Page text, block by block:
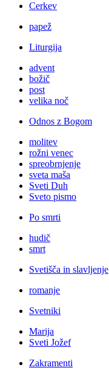
Cerkev
papež
Liturgija
advent
božič
post
velika noč
Odnos z Bogom
molitev
rožni venec
spreobrnjenje
sveta maša
Sveti Duh
Sveto pismo
Po smrti
hudič
smrt
Svetišča in slavljenje
romanje
Svetniki
Marija
Sveti Jožef
Zakramenti